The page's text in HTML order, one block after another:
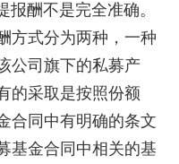
酬不是完全准确。
方式分为两种，一种
公司旗下的私募产
的采取是按照份额
合同中有明确的条文
基金合同中相关的基